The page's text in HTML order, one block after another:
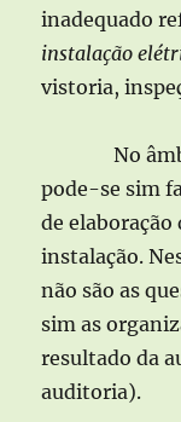
inadequado
instalação
vistoria,
No
pode-se sim
de elaboração
instalação.
não são as
sim as
resultado da
auditoria).